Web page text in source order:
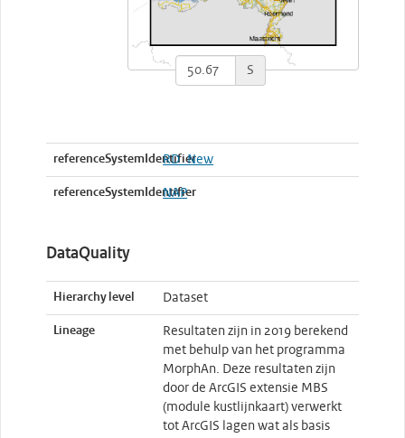
S
referenceSystemIdentifier
RD_New
referenceSystemIdentifier
NAP
DataQuality
Hierarchy level Dataset
Lineage
Resultaten zijn in 2019 berekend
met behulp van het programma
MorphAn. Deze resultaten zijn
door de ArcGIS extensie MBS
(module kustlijnkaart) verwerkt
tot ArcGIS lagen wat als basis